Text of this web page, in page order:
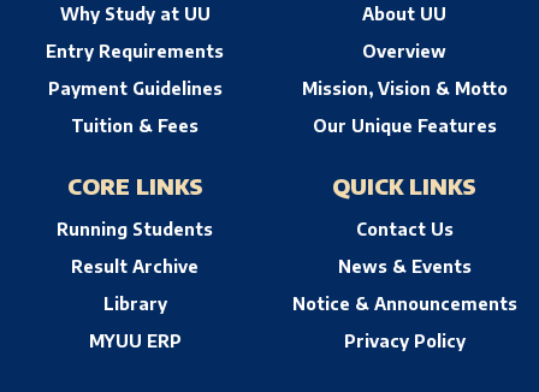
Why Study at UU
Entry Requirements
Payment Guidelines
Tuition & Fees
About UU
Overview
Mission, Vision & Motto
Our Unique Features
CORE LINKS
Running Students
Result Archive
Library
MYUU ERP
QUICK LINKS
Contact Us
News & Events
Notice & Announcements
Privacy Policy